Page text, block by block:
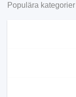
Populära kategorier